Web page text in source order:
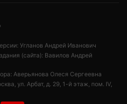
Угланов Андрей Иванович
(сайта): Вавилов Андрей
Аверьянова Олеся Сергеевна
ул. Арбат, д. 29, 1-й этаж, пом. IV,